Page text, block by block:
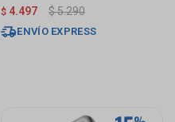
Satinado
$ 4.497 $5.290
ENVÍO EXPRESS